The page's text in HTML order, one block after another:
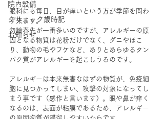
院内設備
クリニック歳時記
お知らせ
眼科にも毎日、目が痒いという方が季節を問わ
ず来ます。
勿論春先が一番多いのですが、アレルギーの原
因となる物質は花粉だけでなく、ダニやほこ
り、動物の毛やフケなど、ありとあらゆるタン
パク質がアレルギーを起こしうるのです。
アレルギーは本来無害なはずの物質が、免疫細
胞に見つかってしまい、攻撃の対象になってし
まう事です（感作と言います）。眼や鼻が痒く
なるのは、表面が粘膜であるため、アレルギー